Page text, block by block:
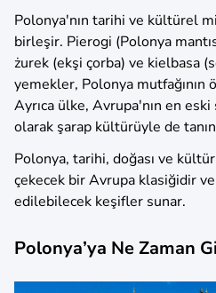
Polonya'nın tarihi ve kültürel
birleşir. Pierogi (Polonya
żurek (ekşi çorba) ve kielbasa
yemekler, Polonya mutfağının
Ayrıca ülke, Avrupa'nın en
olarak şarap kültürüyle de
Polonya, tarihi, doğası ve
çekecek bir Avrupa klasiğidir
edilebilecek keşifler sunar.
Polonya’ya Ne Zaman